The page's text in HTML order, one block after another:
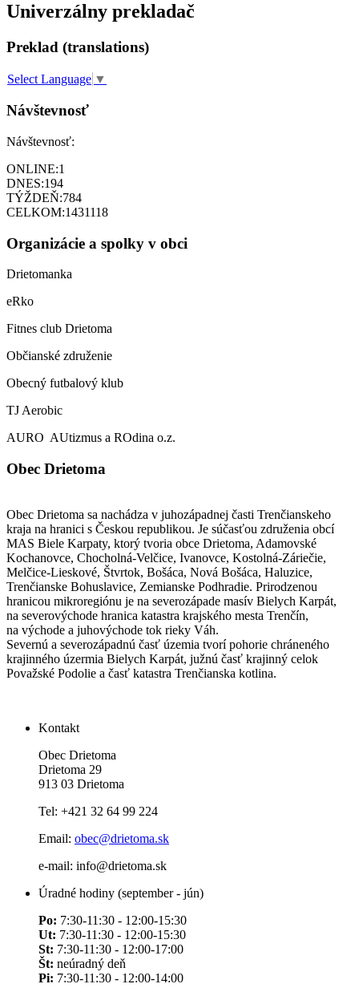
Univerzálny prekladač
Preklad (translations)
Select Language ▼
Návštevnosť
Návštevnosť:
ONLINE:1
DNES:194
TÝŽDEŇ:784
CELKOM:1431118
Organizácie a spolky v obci
Drietomanka
eRko
Fitnes club Drietoma
Občianské združenie
Obecný futbalový klub
TJ Aerobic
AURO AUtizmus a ROdina o.z.
Obec Drietoma
Obec Drietoma sa nachádza v juhozápadnej časti Trenčianskeho
kraja na hranici s Českou republikou. Je súčasťou združenia obcí
MAS Biele Karpaty, ktorý tvoria obce Drietoma, Adamovské
Kochanovce, Chocholná-Velčice, Ivanovce, Kostolná-Záriečie,
Melčice-Lieskové, Štvrtok, Bošáca, Nová Bošáca, Haluzice,
Trenčianske Bohuslavice, Zemianske Podhradie. Prirodzenou
hranicou mikroregiónu je na severozápade masív Bielych Karpát,
na severovýchode hranica katastra krajského mesta Trenčín,
na východe a juhovýchode tok rieky Váh.
Severnú a severozápadnú časť územia tvorí pohorie chráneného
krajinného úzermia Bielych Karpát, južnú časť krajinný celok
Považské Podolie a časť katastra Trenčianska kotlina.
Kontakt
Obec Drietoma
Drietoma 29
913 03 Drietoma
Tel: +421 32 64 99 224
Email: obec@drietoma.sk
e-mail: info@drietoma.sk
Úradné hodiny (september - jún)
Po: 7:30-11:30 - 12:00-15:30
Ut: 7:30-11:30 - 12:00-15:30
St: 7:30-11:30 - 12:00-17:00
Št: neúradný deň
Pi: 7:30-11:30 - 12:00-14:00